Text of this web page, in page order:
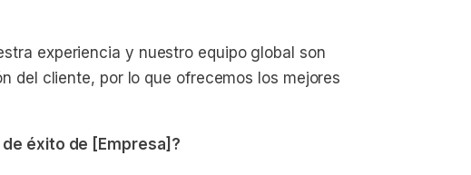
experiencia y nuestro equipo global son
del cliente, por lo que ofrecemos los mejores
éxito de [Empresa]?